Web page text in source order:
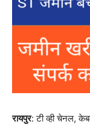
रायपुर: टी व्ही चेनल,